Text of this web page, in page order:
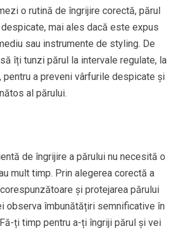
o rutină de îngrijire corectă, părul
mai ales dacă este expus
sau instrumente de styling. De
îți tunzi părul la intervale regulate, la
a preveni vârfurile despicate și
al părului.
de îngrijire a părului nu necesită o
mult timp. Prin alegerea corectă a
și protejarea părului
observa îmbunătățiri semnificative în
ți timp pentru a-ți îngriji părul și vei